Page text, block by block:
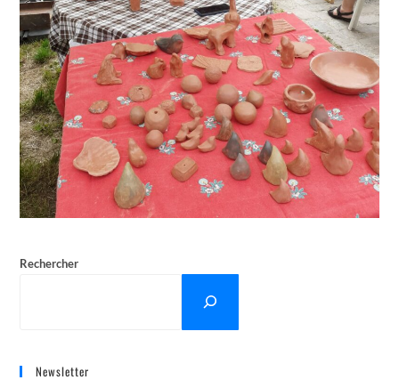
Rechercher
Newsletter